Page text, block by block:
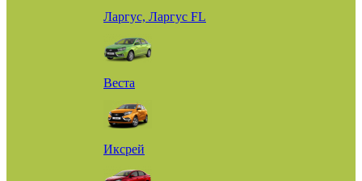
Ларгус, Ларгус FL
Веста
Иксрей